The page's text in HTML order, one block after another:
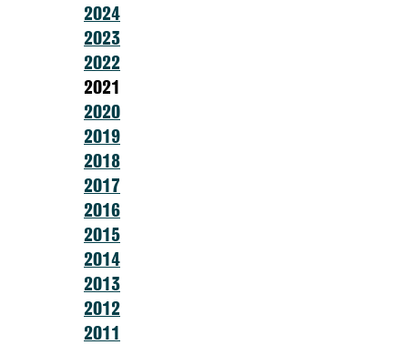
2024
2023
2022
2021
2020
2019
2018
2017
2016
2015
2014
2013
2012
2011